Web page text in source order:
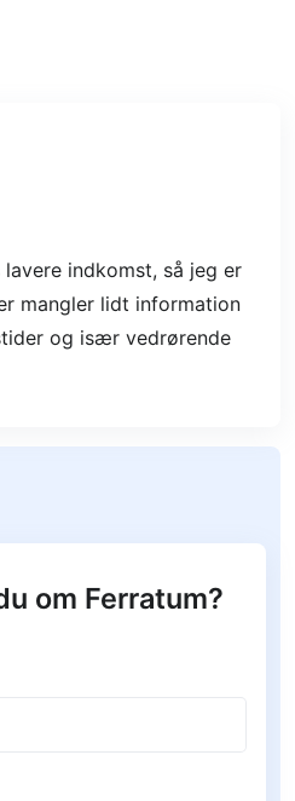
indkomst, så jeg er
mangler lidt information
og især vedrørende
om Ferratum?